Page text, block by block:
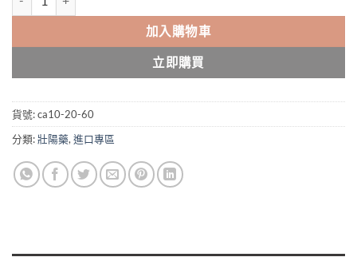
加入購物車
立即購買
貨號:ca10-20-60
分類:壯陽藥,進口專區